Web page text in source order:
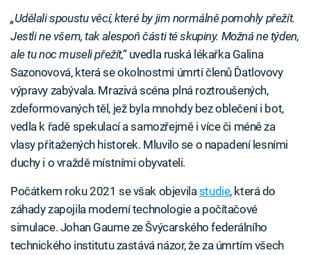
„Udělali spoustu věcí, které by jim normálně pomohly přežít.
Jestli ne všem, tak alespoň části té skupiny. Možná ne týden,
ale tu noc museli přežít,“uvedla ruská lékařka Galina
Sazonovová, která se okolnostmi úmrtí členů Ďatlovovy
výpravy zabývala. Mrazivá scéna plná roztroušených,
zdeformovaných těl, jež byla mnohdy bez oblečení i bot,
vedla k řadě spekulací a samozřejmě i více či méně za
vlasy přitažených historek. Mluvilo se o napadení lesními
duchy i o vraždě místními obyvateli.
Počátkem roku 2021 se však objevila studie, která do
záhady zapojila moderní technologie a počítačové
simulace. Johan Gaume ze Švýcarského federálního
technického institutu zastává názor, že za úmrtím všech